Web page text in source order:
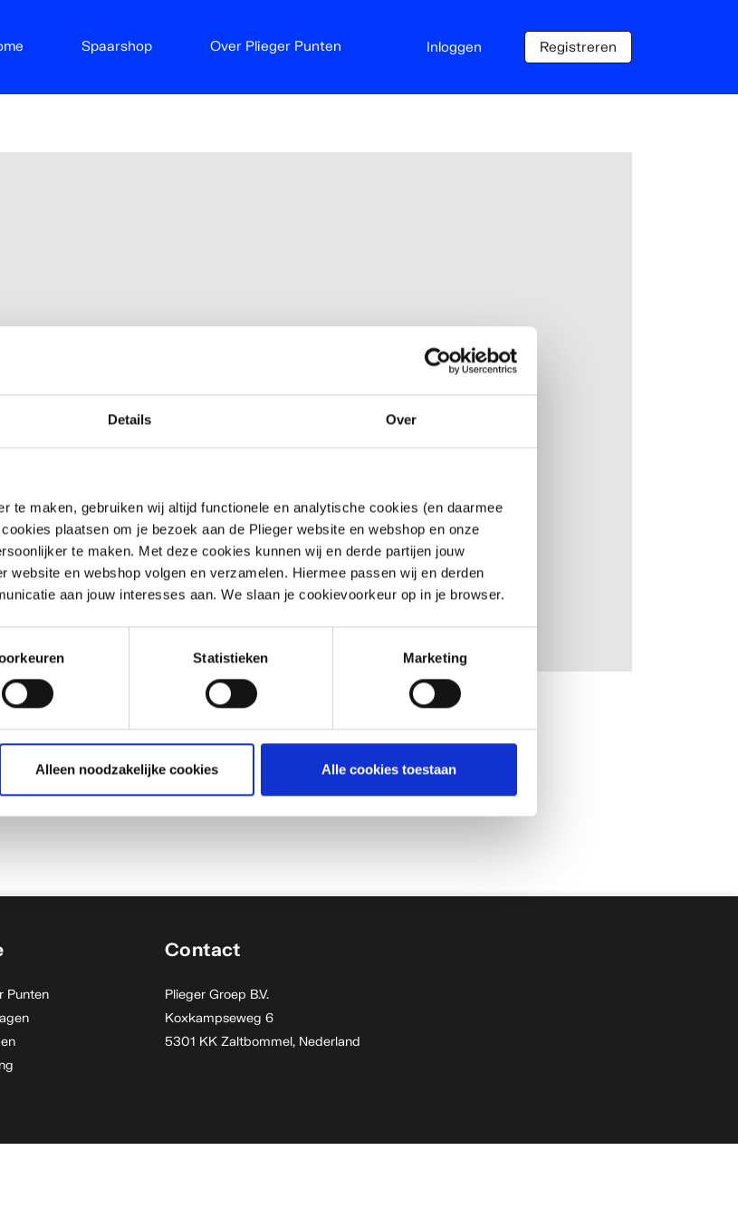
Details Over
te maken, gebruiken wij altijd functionele en analytische cookies (en daarmee
plaatsen om je bezoek aan de Plieger website en webshop en onze
te maken. Met deze cookies kunnen wij en derde partijen jouw
website en webshop volgen en verzamelen. Hiermee passen wij en derden
aan jouw interesses aan. We slaan je cookievoorkeur op in je browser.
Statistieken Marketing
Alleen noodzakelijke cookies Alle cookies toestaan
Spaarshop Over Plieger Punten Inloggen Registreren
Onthoud mij Inloggen
Punten
Contact
Plieger Groep B.V.
Koxkampseweg 6
5301 KK Zaltbommel, Nederland